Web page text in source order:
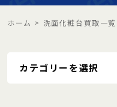
ホーム > 洗面化粧台買取一覧
カテゴリーを選択